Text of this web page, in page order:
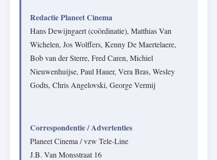
Redactie Planeet Cinema
Hans Dewijngaert (coördinatie), Matthias Van
Wichelen, Jos Wolffers, Kenny De Maertelaere,
Bob van der Sterre, Fred Caren, Michiel
Nieuwenhuijse, Paul Hauer, Vera Bras, Wesley
Godts, Chris Angelovski, George Vermij
Correspondentie / Advertenties
Planeet Cinema / vzw Tele-Line
J.B. Van Monsstraat 16